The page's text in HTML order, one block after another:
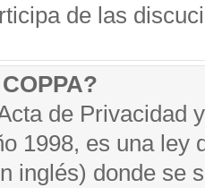
de las
de Privacidad
1998, es una ley
inglés) donde se